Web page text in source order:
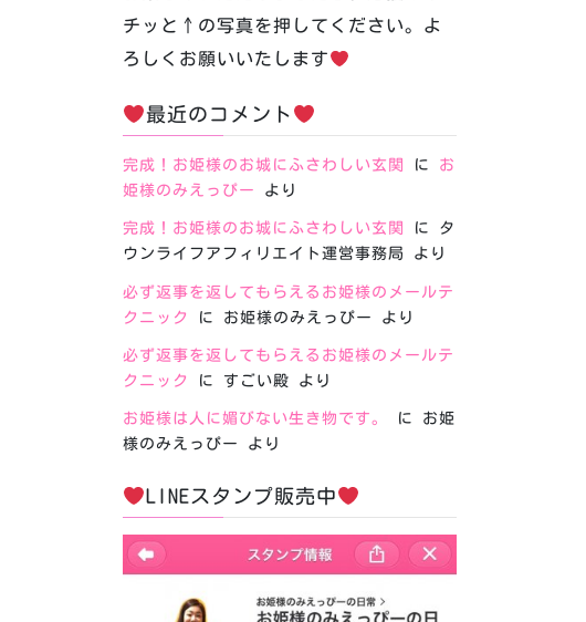
チッと↑の写真を押してください。よ
ろしくお願いいたします
最近のコメント
完成！お姫様のお城にふさわしい玄関 に お
姫様のみえっぴー
より
完成！お姫様のお城にふさわしい玄関 に タ
ウンライフアフィリエイト運営事務局
より
必ず返事を返してもらえるお姫様のメールテ
クニック
に お姫様のみえっぴー より
必ず返事を返してもらえるお姫様のメールテ
クニック
に すごい殿 より
お姫様は人に媚びない生き物です。 に お姫
様のみえっぴー
より
LINEスタンプ販売中